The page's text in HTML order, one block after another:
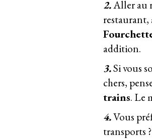
2.Aller au
restaurant,
addition.
3.Si vous
chers,
trains. Le
4.Vous
transports